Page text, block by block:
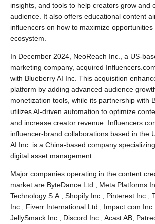
insights, and tools to help creators grow and
audience. It also offers educational content
influencers on how to maximize opportunities
ecosystem.
In December 2024, NeoReach Inc., a US-
marketing company, acquired
with Blueberry AI Inc. This acquisition
platform by adding advanced audience
monetization tools, while its partnership with
utilizes AI-driven automation to optimize
and increase creator revenue.
influencer-brand collaborations based in the
AI Inc. is a China-based company
digital asset management.
Major companies operating in the content
market are ByteDance Ltd., Meta Platforms
Technology S.A., Shopify Inc., Pinterest Inc.,
Inc., Fiverr International Ltd., Impact.com
JellySmack Inc., Discord Inc., Acast AB,